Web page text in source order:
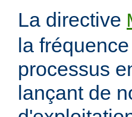
La directive
la
processus
lançant de